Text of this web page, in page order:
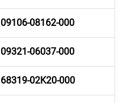
09106-08162-000
09321-06037-000
68319-02K20-000